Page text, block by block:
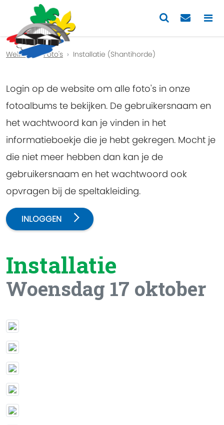
Previous
Welkom Foto's Installatie (Shantihorde)
Login op de website om alle foto's in onze
fotoalbums te bekijken. De gebruikersnaam en
het wachtwoord kan je vinden in het
informatieboekje die je hebt gekregen. Mocht je
die niet meer hebben dan kan je de
gebruikersnaam en het wachtwoord ook
opvragen bij de speltakleiding.
INLOGGEN
Installatie
Woensdag 17 oktober